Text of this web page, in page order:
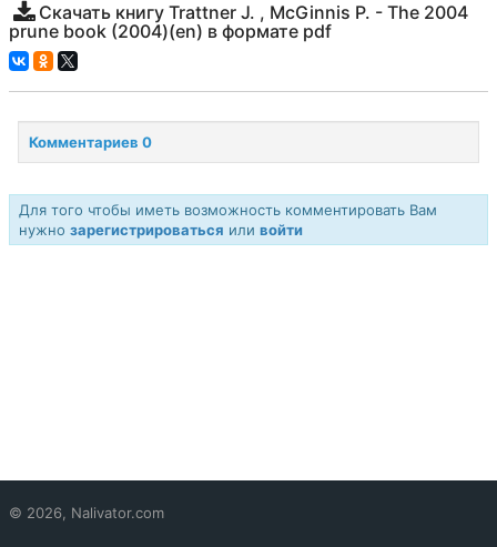
Скачать книгу Trattner J. , McGinnis P. - The 2004
prune book (2004)(en) в формате pdf
Комментариев 0
Для того чтобы иметь возможность комментировать Вам
нужно зарегистрироваться или войти
© 2026, Nalivator.com